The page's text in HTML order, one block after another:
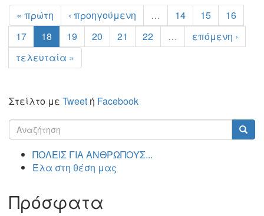
« πρώτη ‹ προηγούμενη … 14 15
16
17
18 19 20 21 22 …
επόμενη ›
τελευταία »
Στείλτο με Tweet ή Facebook
Φόρμα
αναζήτησης
ΠΟΛΕΙΣ ΓΙΑ ΑΝΘΡΩΠΟΥΣ...
Έλα στη θέση μας
Πρόσφατα